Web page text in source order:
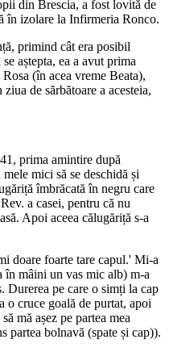
din Brescia, a fost lovită de
în izolare la Infirmeria Ronco.
primind cât era posibil
aștepta, ea a avut prima
(în acea vreme Beata),
de sărbătoare a acesteia,
prima amintire după
mici să se deschidă și
îmbrăcată în negru care
a casei, pentru că nu
Apoi aceea călugăriță s-a
doare foarte tare capul.' Mi-a
în mâini un vas mic alb) m-a
Durerea pe care o simți la cap
o cruce goală de purtat, apoi
mă așez pe partea mea
partea bolnavă (spate și cap)).